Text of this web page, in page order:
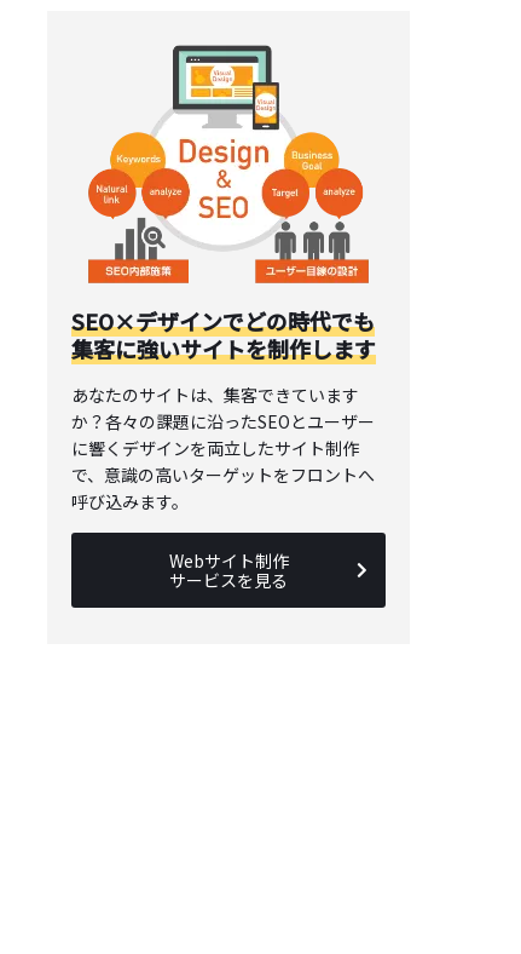
SEO×デザインでどの時代でも
集客に強いサイトを制作します
あなたのサイトは、集客できています
か？各々の課題に沿ったSEOとユーザー
に響くデザインを両立したサイト制作
で、意識の高いターゲットをフロントへ
呼び込みます。
Webサイト制作
サービスを見る